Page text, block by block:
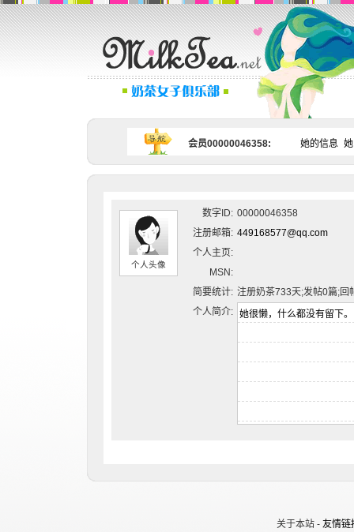
会员00000046358: 她的信息
个人头像
数字ID: 00000046358
注册邮箱: 449168577@qq.com
个人主页:
MSN:
简要统计: 注册奶茶733天;发帖0篇;回
个人简介:
关于本站 - 友情链